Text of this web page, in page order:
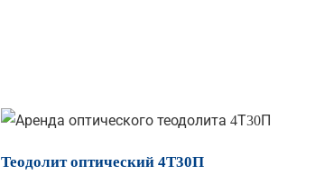
Теодолит оптический 4Т30П